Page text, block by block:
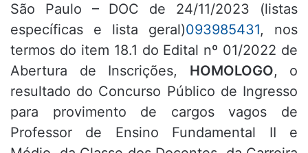
São Paulo – DOC de 24/11/2023 (listas
específicas e lista geral)093985431, nos
termos do item 18.1 do Edital nº 01/2022 de
Abertura de Inscrições, HOMOLOGO, o
resultado do Concurso Público de Ingresso
para provimento de cargos vagos de
Professor de Ensino Fundamental II e